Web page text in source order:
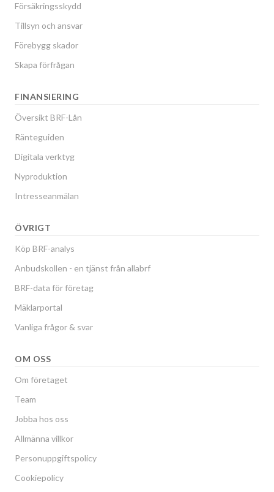
Försäkringsskydd
Tillsyn och ansvar
Förebygg skador
Skapa förfrågan
FINANSIERING
Översikt BRF-Lån
Ränteguiden
Digitala verktyg
Nyproduktion
Intresseanmälan
ÖVRIGT
Köp BRF-analys
Anbudskollen - en tjänst från allabrf
BRF-data för företag
Mäklarportal
Vanliga frågor & svar
OM OSS
Om företaget
Team
Jobba hos oss
Allmänna villkor
Personuppgiftspolicy
Cookiepolicy